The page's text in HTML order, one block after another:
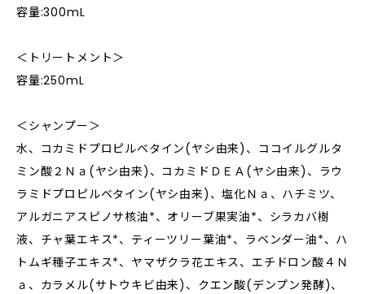
容量:300mL
＜トリートメント＞
容量:250mL
＜シャンプー＞
水、コカミドプロピルベタイン(ヤシ由来)、ココイルグルタ
ミン酸２Ｎａ(ヤシ由来)、コカミドＤＥＡ(ヤシ由来)、ラウ
ラミドプロピルベタイン(ヤシ由来)、塩化Ｎａ、ハチミツ、
アルガニアスピノサ核油*、オリーブ果実油*、シラカバ樹
液、チャ葉エキス*、ティーツリー葉油*、ラベンダー油*、ハ
トムギ種子エキス*、ヤマザクラ花エキス、エチドロン酸４Ｎ
ａ、カラメル(サトウキビ由来)、クエン酸(デンプン発酵)、